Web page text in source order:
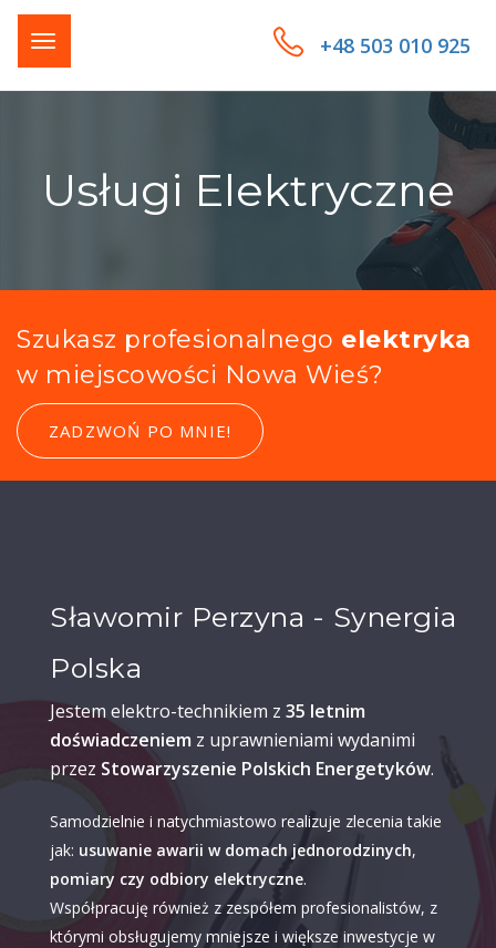
+48 503 010 925
Usługi Elektryczne
Szukasz profesionalnego elektryka
w miejscowości Nowa Wieś?
ZADZWOŃ PO MNIE!
Sławomir Perzyna - Synergia
Polska
Jestem elektro-technikiem z 35 letnim
doświadczeniem z uprawnieniami wydanimi
przez Stowarzyszenie Polskich Energetyków.
Samodzielnie i natychmiastowo realizuje zlecenia takie
jak: usuwanie awarii w domach jednorodzinych,
pomiary czy odbiory elektryczne.
Współpracuję również z zespółem profesionalistów, z
którymi obsługujemy mniejsze i większe inwestycje w